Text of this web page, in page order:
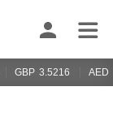
GBP 3.5216 AED